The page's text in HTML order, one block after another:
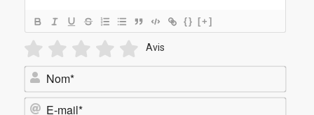
{} [+]
Avis
Nom*
E-